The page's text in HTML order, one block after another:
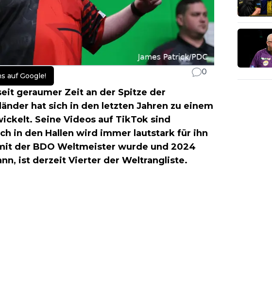
auf Google! 0
geraumer Zeit an der Spitze der
hat sich in den letzten Jahren zu einem
Seine Videos auf TikTok sind
in den Hallen wird immer lautstark für ihn
der BDO Weltmeister wurde und 2024
ist derzeit Vierter der Weltrangliste.